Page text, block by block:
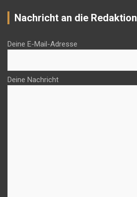
Nachricht an die Redaktion
Deine E-Mail-Adresse
Deine Nachricht